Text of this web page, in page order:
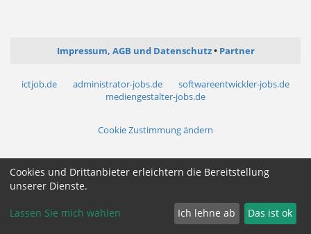
Impressum, AGB und Datenschutz Partner
ictjob.de administrator-jobs.de
softwareentwickler-jobs.de
mediengestalter-jobs.de
Cookie Zustimmung ändern
Cookies und Drittanbieter erleichtern die Bereitstellung
unserer Dienste.
Lassen Sie mich wählen Ich lehne ab Das ist ok